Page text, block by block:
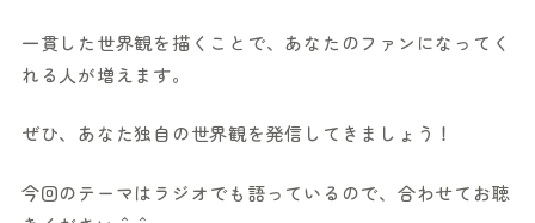
一貫した世界観を描くことで、あなたのファンになってく
れる人が増えます。
ぜひ、あなた独自の世界観を発信してきましょう！
今回のテーマはラジオでも語っているので、合わせてお聴